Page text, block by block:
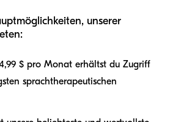
unserer
$ pro Monat erhältst du Zugriff
sprachtherapeutischen